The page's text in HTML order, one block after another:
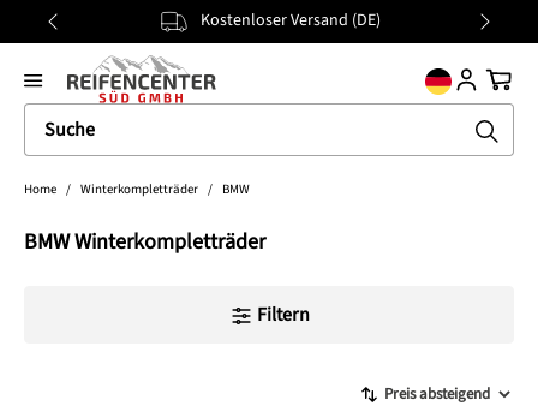
springen Kostenloser Versand (DE)
general.prev
Home / Winterkompletträder / BMW
BMW Winterkompletträder
Filtern